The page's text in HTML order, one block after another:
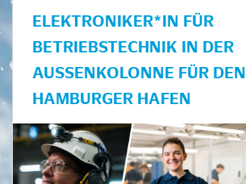
ELEKTRONIKER*IN FÜR
BETRIEBSTECHNIK IN DER
AUSSENKOLONNE FÜR DEN H
AMBURGER HAFEN